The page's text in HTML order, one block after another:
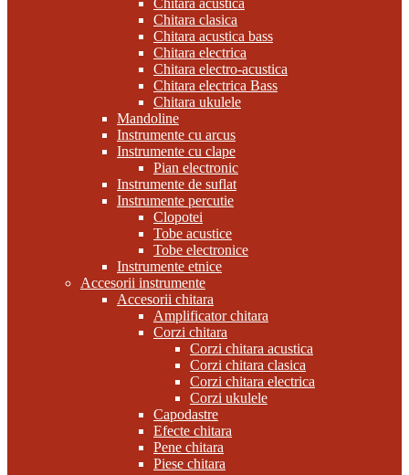
Chitara acustica
Chitara clasica
Chitara acustica bass
Chitara electrica
Chitara electro-acustica
Chitara electrica Bass
Chitara ukulele
Mandoline
Instrumente cu arcus
Instrumente cu clape
Pian electronic
Instrumente de suflat
Instrumente percutie
Clopotei
Tobe acustice
Tobe electronice
Instrumente etnice
Accesorii instrumente
Accesorii chitara
Amplificator chitara
Corzi chitara
Corzi chitara acustica
Corzi chitara clasica
Corzi chitara electrica
Corzi ukulele
Capodastre
Efecte chitara
Pene chitara
Piese chitara